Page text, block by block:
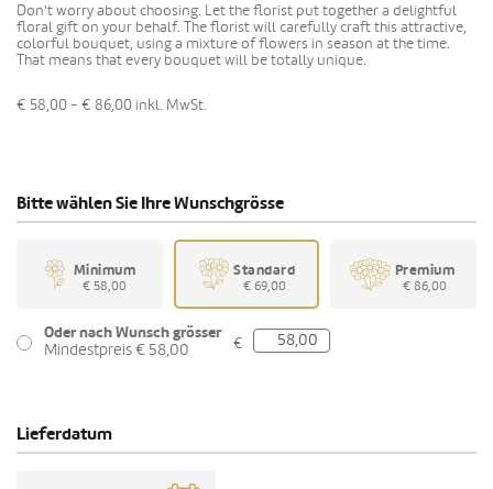
Don't worry about choosing. Let the florist put together a delightful
floral gift on your behalf. The florist will carefully craft this attractive,
colorful bouquet, using a mixture of flowers in season at the time.
That means that every bouquet will be totally unique.
€ 58,00 - € 86,00 inkl. MwSt.
Bitte wählen Sie Ihre Wunschgrösse
Minimum
€ 58,00
Standard
€ 69,00
Premium
€ 86,00
Oder nach Wunsch grösser
Mindestpreis € 58,00
€
Lieferdatum